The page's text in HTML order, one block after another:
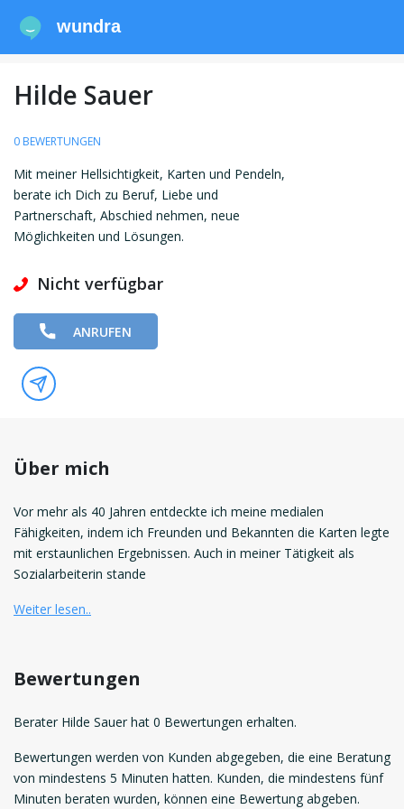
wundra
Hilde Sauer
0 BEWERTUNGEN
Mit meiner Hellsichtigkeit, Karten und Pendeln,
berate ich Dich zu Beruf, Liebe und
Partnerschaft, Abschied nehmen, neue
Möglichkeiten und Lösungen.
Nicht verfügbar
ANRUFEN
Über mich
Vor mehr als 40 Jahren entdeckte ich meine medialen
Fähigkeiten, indem ich Freunden und Bekannten die Karten legte
mit erstaunlichen Ergebnissen. Auch in meiner Tätigkeit als
Sozialarbeiterin stande
Weiter lesen..
Bewertungen
Berater Hilde Sauer hat 0 Bewertungen erhalten.
Bewertungen werden von Kunden abgegeben, die eine Beratung
von mindestens 5 Minuten hatten. Kunden, die mindestens fünf
Minuten beraten wurden, können eine Bewertung abgeben.